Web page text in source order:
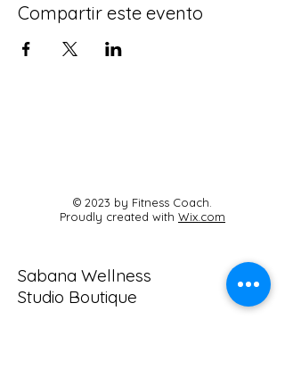
Compartir este evento
© 2023 by Fitness Coach.
Proudly created with Wix.com
Sabana Wellness
Studio Boutique